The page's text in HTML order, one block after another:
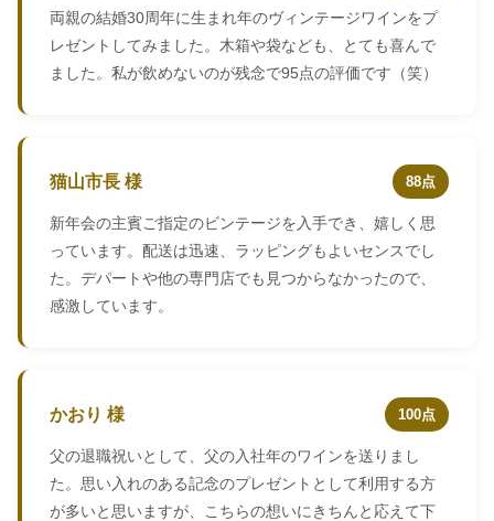
両親の結婚30周年に生まれ年のヴィンテージワインをプ
レゼントしてみました。木箱や袋なども、とても喜んで
ました。私が飲めないのが残念で95点の評価です（笑）
猫山市長 様 88点
新年会の主賓ご指定のビンテージを入手でき、嬉しく思
っています。配送は迅速、ラッピングもよいセンスでし
た。デパートや他の専門店でも見つからなかったので、
感激しています。
かおり 様 100点
父の退職祝いとして、父の入社年のワインを送りまし
た。思い入れのある記念のプレゼントとして利用する方
が多いと思いますが、こちらの想いにきちんと応えて下